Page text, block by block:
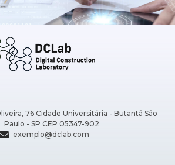
76 Cidade Universitária - Butantã São
Paulo - SP CEP 05347-902
exemplo@dclab.com